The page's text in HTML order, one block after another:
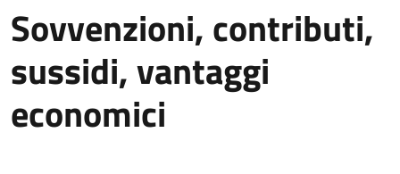
Sovvenzioni, contributi,
sussidi, vantaggi
economici